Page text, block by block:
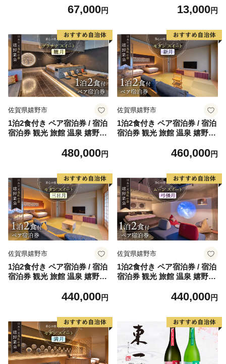
【224】 [NAU197]67,000円
【224】 [NAU198]13,000円
佐賀県嬉野市
1泊2食付き ペア宿泊券 / 宿泊
宿泊券 観光 旅館 温泉 嬉野温
ト 朧月】 [NBF004]480,000円
佐賀県嬉野市
1泊2食付き ペア宿泊券 / 宿泊
宿泊券 観光 旅館 温泉 嬉野温
新月】 [NBF005]460,000円
佐賀県嬉野市
1泊2食付き ペア宿泊券 / 宿泊
宿泊券 観光 旅館 温泉 嬉野温
三日月】 [NBF006]440,000円
佐賀県嬉野市
1泊2食付き ペア宿泊券 / 宿泊
宿泊券 観光 旅館 温泉 嬉野温
弓張月】 [NBF007]440,000円